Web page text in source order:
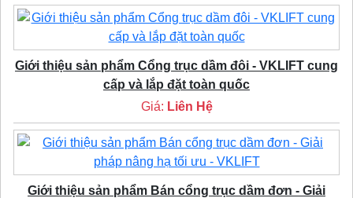
Giới thiệu sản phẩm Cổng trục dầm đôi - VKLIFT cung
cấp và lắp đặt toàn quốc
Giá: Liên Hệ
Giới thiệu sản phẩm Bán cổng trục dầm đơn - Giải